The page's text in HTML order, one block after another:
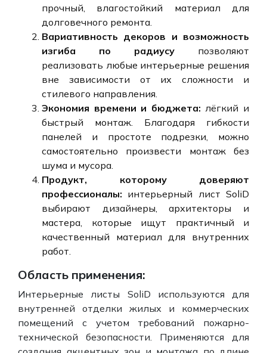
прочный, влагостойкий материал для
долговечного ремонта.
Вариативность декоров и возможность
изгиба по радиусу позволяют
реализовать любые интерьерные решения
вне зависимости от их сложности и
стилевого направления.
Экономия времени и бюджета: лёгкий и
быстрый монтаж. Благодаря гибкости
панелей и простоте подрезки, можно
самостоятельно произвести монтаж без
шума и мусора.
Продукт, которому доверяют
профессионалы: интерьерный лист SoliD
выбирают дизайнеры, архитекторы и
мастера, которые ищут практичный и
качественный материал для внутренних
работ.
Область применения:
Интерьерные листы SoliD используются для
внутренней отделки жилых и коммерческих
помещений с учетом требований пожарно-
технической безопасности. Применяются для